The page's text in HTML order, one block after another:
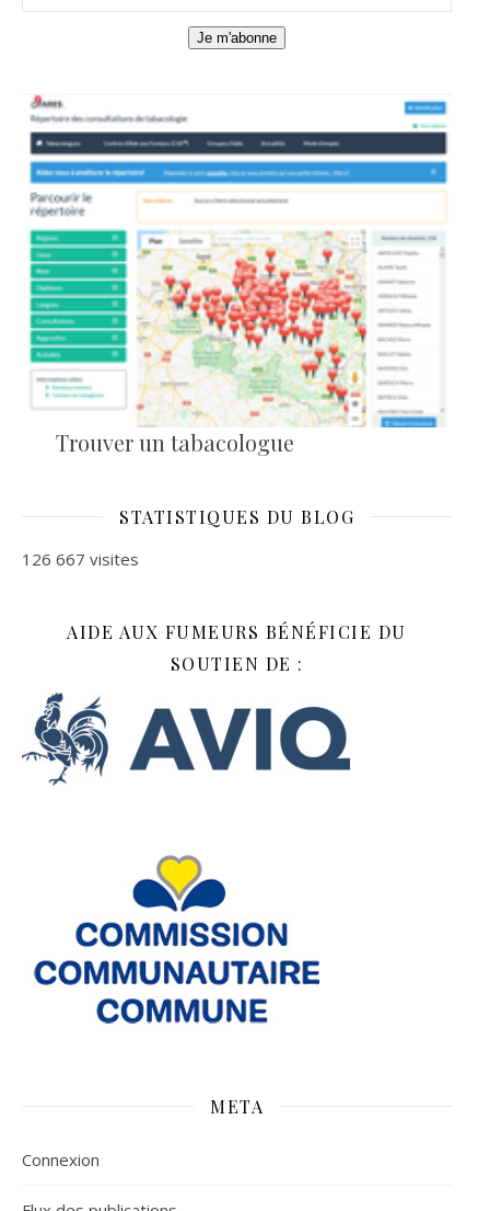
Je m'abonne
Trouver un tabacologue
STATISTIQUES DU BLOG
126 667 visites
AIDE AUX FUMEURS BÉNÉFICIE DU
SOUTIEN DE :
META
Connexion